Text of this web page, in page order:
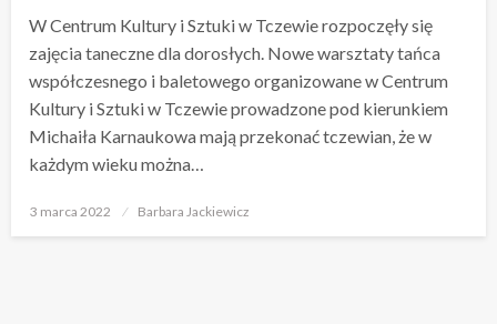
W Centrum Kultury i Sztuki w Tczewie rozpoczęły się
zajęcia taneczne dla dorosłych. Nowe warsztaty tańca
współczesnego i baletowego organizowane w Centrum
Kultury i Sztuki w Tczewie prowadzone pod kierunkiem
Michaiła Karnaukowa mają przekonać tczewian, że w
każdym wieku można…
Opublikowane
3 marca 2022 Barbara Jackiewicz